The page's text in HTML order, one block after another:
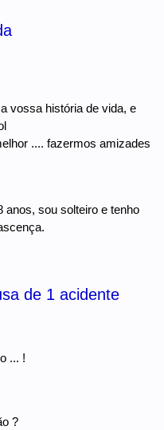
vossa história de vida, e
.... fazermos amizades
anos, sou solteiro e tenho
de 1 acidente
... !
?